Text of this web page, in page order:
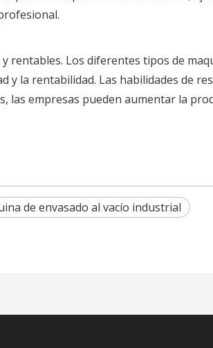
rentables. Los diferentes tipos de
y la rentabilidad. Las habilidades de
las empresas pueden aumentar la
de envasado al vacío industrial